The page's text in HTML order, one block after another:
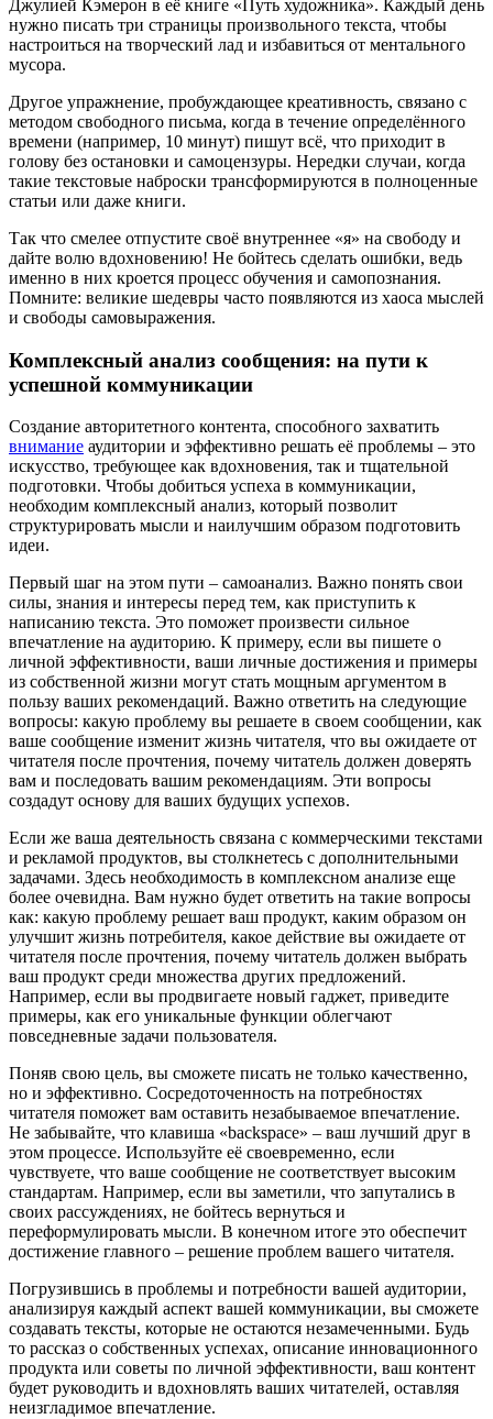
Джулией Кэмерон в её книге «Путь художника». Каждый день
нужно писать три страницы произвольного текста, чтобы
настроиться на творческий лад и избавиться от ментального
мусора.
Другое упражнение, пробуждающее креативность, связано с
методом свободного письма, когда в течение определённого
времени (например, 10 минут) пишут всё, что приходит в
голову без остановки и самоцензуры. Нередки случаи, когда
такие текстовые наброски трансформируются в полноценные
статьи или даже книги.
Так что смелее отпустите своё внутреннее «я» на свободу и
дайте волю вдохновению! Не бойтесь сделать ошибки, ведь
именно в них кроется процесс обучения и самопознания.
Помните: великие шедевры часто появляются из хаоса мыслей
и свободы самовыражения.
Комплексный анализ сообщения: на пути к
успешной коммуникации
Создание авторитетного контента, способного захватить
внимание аудитории и эффективно решать её проблемы – это
искусство, требующее как вдохновения, так и тщательной
подготовки. Чтобы добиться успеха в коммуникации,
необходим комплексный анализ, который позволит
структурировать мысли и наилучшим образом подготовить
идеи.
Первый шаг на этом пути – самоанализ. Важно понять свои
силы, знания и интересы перед тем, как приступить к
написанию текста. Это поможет произвести сильное
впечатление на аудиторию. К примеру, если вы пишете о
личной эффективности, ваши личные достижения и примеры
из собственной жизни могут стать мощным аргументом в
пользу ваших рекомендаций. Важно ответить на следующие
вопросы: какую проблему вы решаете в своем сообщении, как
ваше сообщение изменит жизнь читателя, что вы ожидаете от
читателя после прочтения, почему читатель должен доверять
вам и последовать вашим рекомендациям. Эти вопросы
создадут основу для ваших будущих успехов.
Если же ваша деятельность связана с коммерческими текстами
и рекламой продуктов, вы столкнетесь с дополнительными
задачами. Здесь необходимость в комплексном анализе еще
более очевидна. Вам нужно будет ответить на такие вопросы
как: какую проблему решает ваш продукт, каким образом он
улучшит жизнь потребителя, какое действие вы ожидаете от
читателя после прочтения, почему читатель должен выбрать
ваш продукт среди множества других предложений.
Например, если вы продвигаете новый гаджет, приведите
примеры, как его уникальные функции облегчают
повседневные задачи пользователя.
Поняв свою цель, вы сможете писать не только качественно,
но и эффективно. Сосредоточенность на потребностях
читателя поможет вам оставить незабываемое впечатление.
Не забывайте, что клавиша «backspace» – ваш лучший друг в
этом процессе. Используйте её своевременно, если
чувствуете, что ваше сообщение не соответствует высоким
стандартам. Например, если вы заметили, что запутались в
своих рассуждениях, не бойтесь вернуться и
переформулировать мысли. В конечном итоге это обеспечит
достижение главного – решение проблем вашего читателя.
Погрузившись в проблемы и потребности вашей аудитории,
анализируя каждый аспект вашей коммуникации, вы сможете
создавать тексты, которые не остаются незамеченными. Будь
то рассказ о собственных успехах, описание инновационного
продукта или советы по личной эффективности, ваш контент
будет руководить и вдохновлять ваших читателей, оставляя
неизгладимое впечатление.